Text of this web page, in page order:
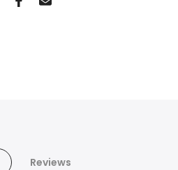
ampliar
Reviews